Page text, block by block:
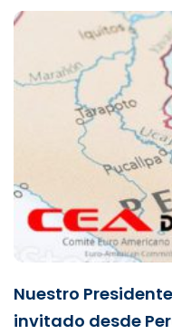
Nuestro
invitado desde